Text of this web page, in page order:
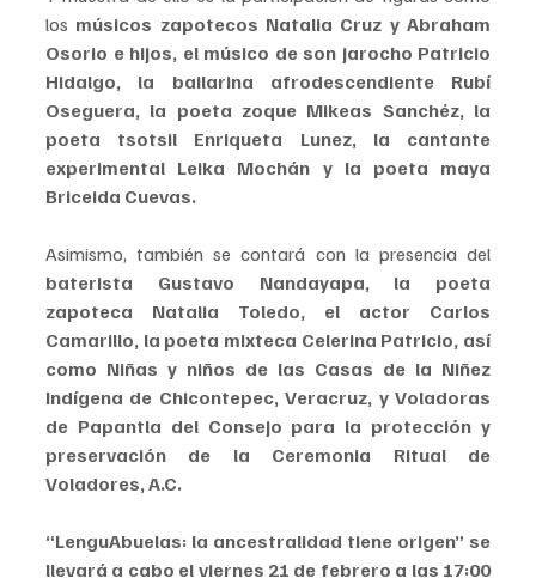
los músicos zapotecos Natalia Cruz y Abraham
Osorio e hijos, el músico de son jarocho Patricio
Hidalgo, la bailarina afrodescendiente Rubí
Oseguera, la poeta zoque Mikeas Sanchéz, la
poeta tsotsil Enriqueta Lunez, la cantante
experimental Leika Mochán y la poeta maya
Briceida Cuevas.
Asimismo, también se contará con la presencia del
baterista Gustavo Nandayapa, la poeta
zapoteca Natalia Toledo, el actor Carlos
Camarillo, la poeta mixteca Celerina Patricio, así
como Niñas y niños de las Casas de la Niñez
Indígena de Chicontepec, Veracruz, y Voladoras
de Papantla del Consejo para la protección y
preservación de la Ceremonia Ritual de
Voladores, A.C.
“LenguAbuelas: la ancestralidad tiene origen” se
llevará a cabo el viernes 21 de febrero a las 17:00